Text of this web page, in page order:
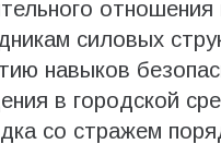
отношения
силовых
навыков
в городской
со стражем